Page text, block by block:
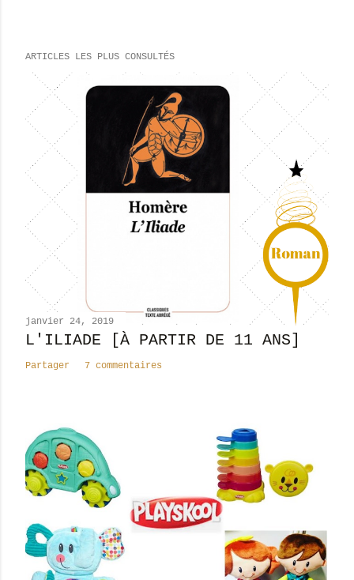
g
t
r
c
m
n
t
i
ARTICLES LES PLUS CONSULTÉS
janvier 24, 2019
L'ILIADE [À PARTIR DE 11 ANS]
Partager 7 commentaires